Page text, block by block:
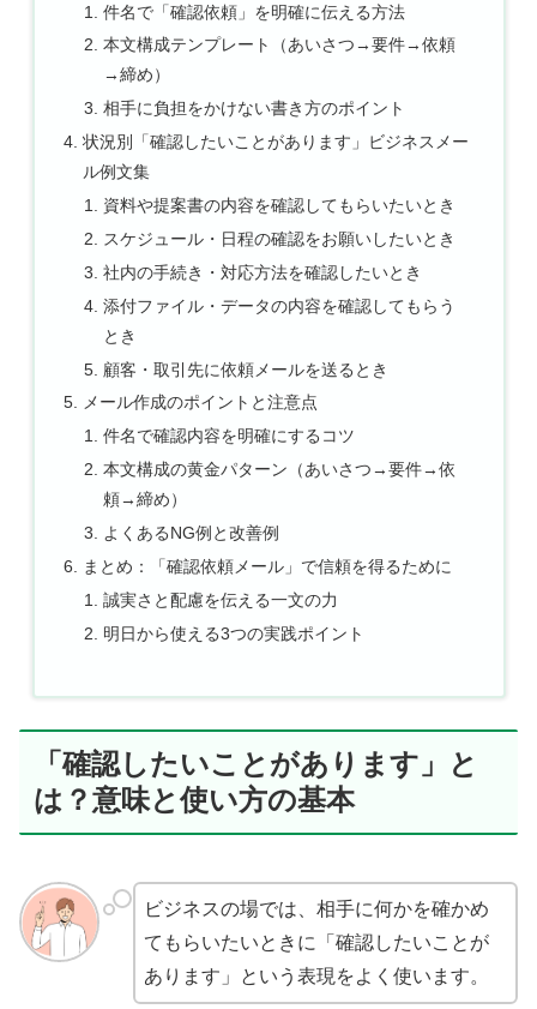
件名で「確認依頼」を明確に伝える方法
本文構成テンプレート（あいさつ→要件→依頼
→締め）
相手に負担をかけない書き方のポイント
状況別「確認したいことがあります」ビジネスメー
ル例文集
資料や提案書の内容を確認してもらいたいとき
スケジュール・日程の確認をお願いしたいとき
社内の手続き・対応方法を確認したいとき
添付ファイル・データの内容を確認してもらう
とき
顧客・取引先に依頼メールを送るとき
メール作成のポイントと注意点
件名で確認内容を明確にするコツ
本文構成の黄金パターン（あいさつ→要件→依
頼→締め）
よくあるNG例と改善例
まとめ：「確認依頼メール」で信頼を得るために
誠実さと配慮を伝える一文の力
明日から使える3つの実践ポイント
「確認したいことがあります」と
は？意味と使い方の基本
ビジネスの場では、相手に何かを確かめ
てもらいたいときに「確認したいことが
あります」という表現をよく使います。